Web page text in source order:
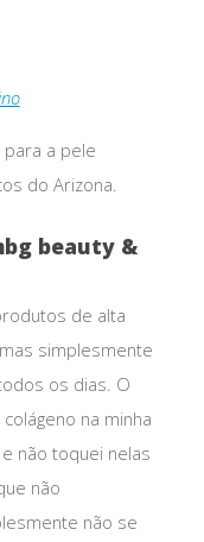
a pele
do Arizona.
beauty &
de alta
simplesmente
os dias. O
na minha
não toquei nelas
não
não se